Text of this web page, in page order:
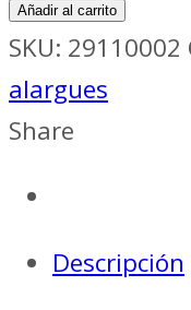
Añadir al carrito
SKU: 29110002
alargues
Share
Descripción